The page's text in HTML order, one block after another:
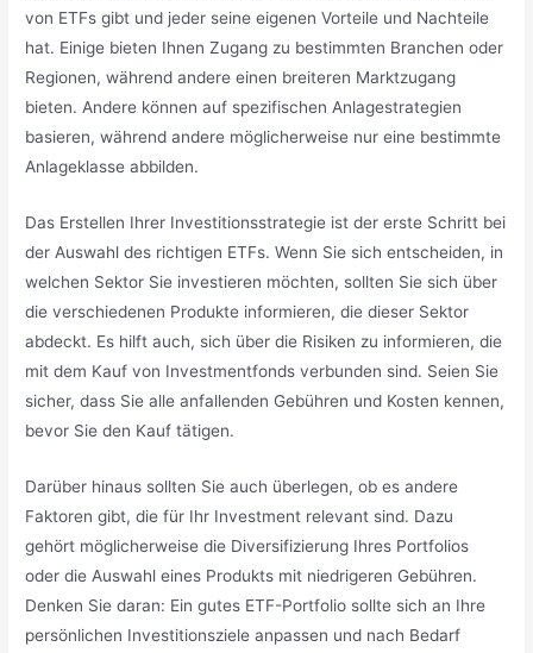
von ETFs gibt und jeder seine eigenen Vorteile und Nachteile
hat. Einige bieten Ihnen Zugang zu bestimmten Branchen oder
Regionen, während andere einen breiteren Marktzugang
bieten. Andere können auf spezifischen Anlagestrategien
basieren, während andere möglicherweise nur eine bestimmte
Anlageklasse abbilden.
Das Erstellen Ihrer Investitionsstrategie ist der erste Schritt bei
der Auswahl des richtigen ETFs. Wenn Sie sich entscheiden, in
welchen Sektor Sie investieren möchten, sollten Sie sich über
die verschiedenen Produkte informieren, die dieser Sektor
abdeckt. Es hilft auch, sich über die Risiken zu informieren, die
mit dem Kauf von Investmentfonds verbunden sind. Seien Sie
sicher, dass Sie alle anfallenden Gebühren und Kosten kennen,
bevor Sie den Kauf tätigen.
Darüber hinaus sollten Sie auch überlegen, ob es andere
Faktoren gibt, die für Ihr Investment relevant sind. Dazu
gehört möglicherweise die Diversifizierung Ihres Portfolios
oder die Auswahl eines Produkts mit niedrigeren Gebühren.
Denken Sie daran: Ein gutes ETF-Portfolio sollte sich an Ihre
persönlichen Investitionsziele anpassen und nach Bedarf